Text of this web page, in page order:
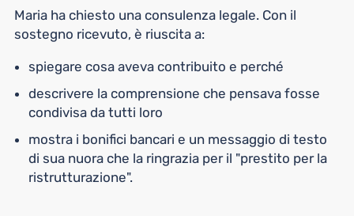
Maria ha chiesto una consulenza legale. Con il
sostegno ricevuto, è riuscita a:
spiegare cosa aveva contribuito e perché
descrivere la comprensione che pensava fosse
condivisa da tutti loro
mostra i bonifici bancari e un messaggio di testo
di sua nuora che la ringrazia per il "prestito per la
ristrutturazione".